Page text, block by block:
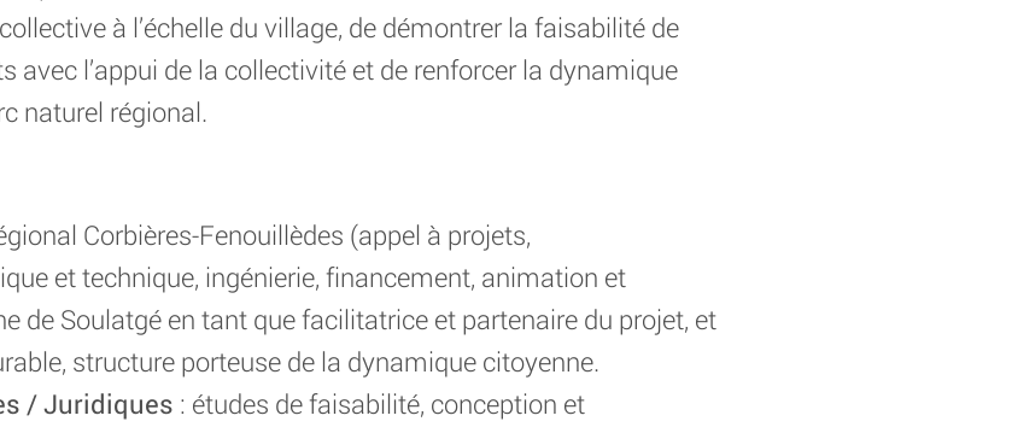
à l’échelle du village, de démontrer la faisabilité de
avec l’appui de la collectivité et de renforcer la dynamique
naturel régional.
Corbières-Fenouillèdes (appel à projets,
et technique, ingénierie, financement, animation et
de Soulatgé en tant que facilitatrice et partenaire du projet, et
structure porteuse de la dynamique citoyenne.
/ Juridiques : études de faisabilité, conception et